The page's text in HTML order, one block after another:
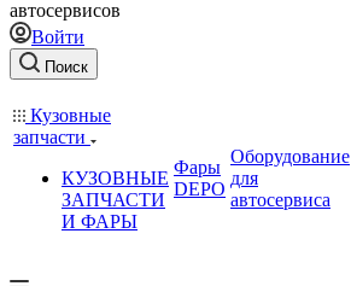
автосервисов
Войти
Поиск
Кузовные
запчасти
КУЗОВНЫЕ
ЗАПЧАСТИ
И ФАРЫ
Фары
DEPO
Оборудование
для
автосервиса